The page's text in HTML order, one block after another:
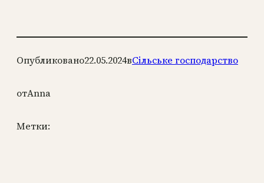
Опубликовано22.05.2024вСільське господарство
отAnna
Метки: